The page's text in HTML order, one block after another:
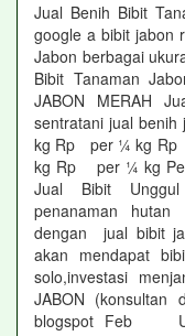
Jual Benih Bibit
google a bibit jabon
Jabon berbagai
Bibit Tanaman
JABON MERAH
sentratani jual
kg Rp per ¼ kg Rp
kg Rp per ¼ kg
Jual Bibit
penanaman hutan
dengan jual bibit
akan mendapat
solo,investasi
JABON (konsultan
blogspot Feb